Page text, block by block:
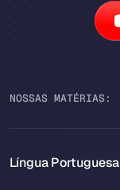
NOSSAS MATÉRIAS:
Língua Portuguesa